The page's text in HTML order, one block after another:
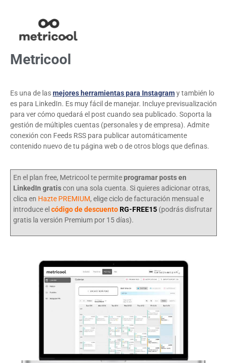
Metricool
Es una de lasmejores herramientas para Instagramy también lo
es para LinkedIn. Es muy fácil de manejar. Incluye previsualización
para ver cómo quedará el post cuando sea publicado. Soporta la
gestión de múltiples cuentas (personales y de empresa). Admite
conexión con Feeds RSS para publicar automáticamente
contenido nuevo de tu página web o de otros blogs que definas.
En el plan free, Metricool te permiteprogramar posts en
LinkedIn gratiscon una sola cuenta. Si quieres adicionar otras,
clica en Hazte PREMIUM, elige ciclo de facturación mensual e
introduce elcódigo de descuentoRG-FREE15 (podrás disfrutar
gratis la versión Premium por 15 días).